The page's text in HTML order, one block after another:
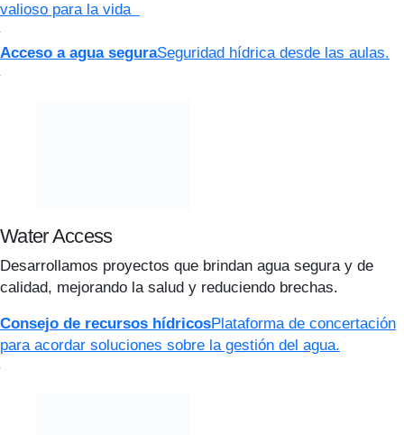
valioso para la vida
Acceso a agua seguraSeguridad hídrica desde las aulas.
Water Access
Desarrollamos proyectos que brindan agua segura y de
calidad, mejorando la salud y reduciendo brechas.
Consejo de recursos hídricosPlataforma de concertación
para acordar soluciones sobre la gestión del agua.